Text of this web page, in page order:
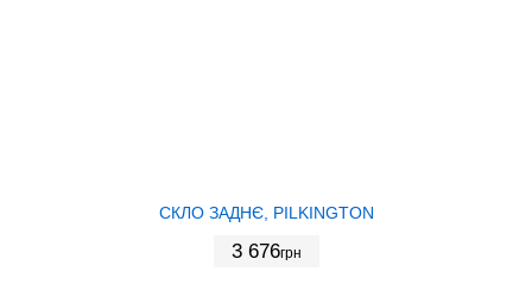
СКЛО ЗАДНЄ, PILKINGTON
3 676грн